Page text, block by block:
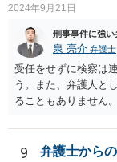
2024年9月21日
刑事事件に強い
泉 亮介 弁護士
受任をせずに検察は
う。また、弁護人と
ることもありません。
9 弁護士から